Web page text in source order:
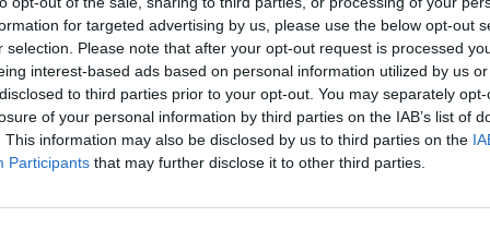
for targeted advertising by us, please use the below opt-out
selection. Please note that after your opt-out request is processed
interest-based ads based on personal information utilized by us
to third parties prior to your opt-out. You may separately
of your personal information by third parties on the IAB’s list of
This information may also be disclosed by us to third parties on the
Participants that may further disclose it to other third parties.
további tartalmakért! ›